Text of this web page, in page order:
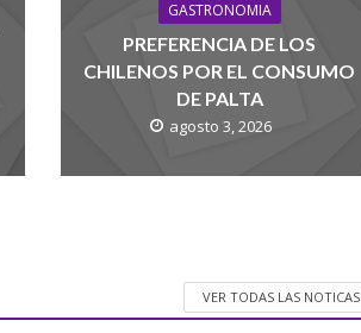
GASTRONOMIA
PREFERENCIA DE LOS
CHILENOS POR EL CONSUMO
DE PALTA
agosto 3, 2026
VER TODAS LAS NOTICAS